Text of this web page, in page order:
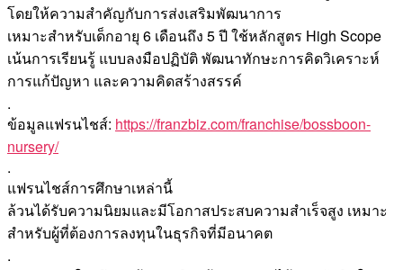
โดยให้ความสำคัญกับการส่งเสริมพัฒนาการ
เหมาะสำหรับเด็กอายุ 6 เดือนถึง 5 ปี ใช้หลักสูตร High Scope
เน้นการเรียนรู้ แบบลงมือปฏิบัติ พัฒนาทักษะการคิดวิเคราะห์
การแก้ปัญหา และความคิดสร้างสรรค์
.
ข้อมูลแฟรนไชส์: https://franzbiz.com/franchise/bossboon-
nursery/
.
แฟรนไชส์การศึกษาเหล่านี้
ล้วนได้รับความนิยมและมีโอกาสประสบความสำเร็จสูง เหมาะ
สำหรับผู้ที่ต้องการลงทุนในธุรกิจที่มีอนาคต
.